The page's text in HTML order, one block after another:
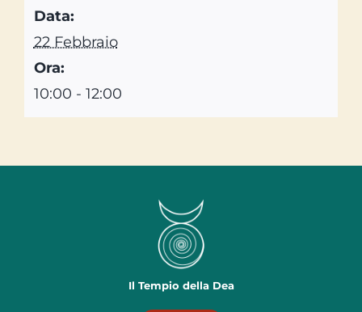
Data:
22 Febbraio
Ora:
10:00 - 12:00
Il Tempio della Dea